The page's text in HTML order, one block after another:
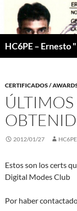
content
HC6PE – Ernesto
CERTIFICADOS /
ÚLTIMOS
2012/01/27 HC6PE
Estos son los certs
Digital Modes Club
Por haber